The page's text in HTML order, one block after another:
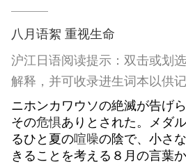
八月语絮 重视生命
沪江日语阅读提示：双击或划
解释，并可收录进生词本以供记
ニホンカワウソの絶滅が告げ
その危惧ありとされた。メダ
るひと夏の喧噪の陰で、小さ
きることを考える８月の言葉か